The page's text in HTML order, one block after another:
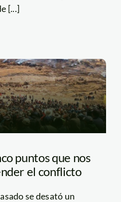
[...]
puntos que nos
el conflicto
se desató un